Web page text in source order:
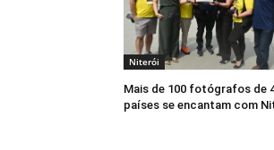
Niterói
Mais de 100 fotógrafos de
países se encantam com